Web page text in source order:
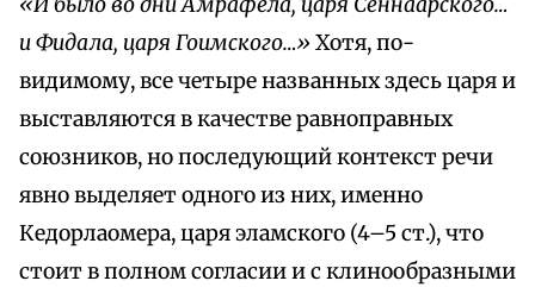
и Фидала, царя Гоимского…» Хотя, по-
видимому, все четыре названных здесь царя и
выставляются в качестве равноправных
союзников, но последующий контекст речи
явно выделяет одного из них, именно
Кедорлаомера, царя эламского (4–5 ст.), что
стоит в полном согласии и с клинообразными